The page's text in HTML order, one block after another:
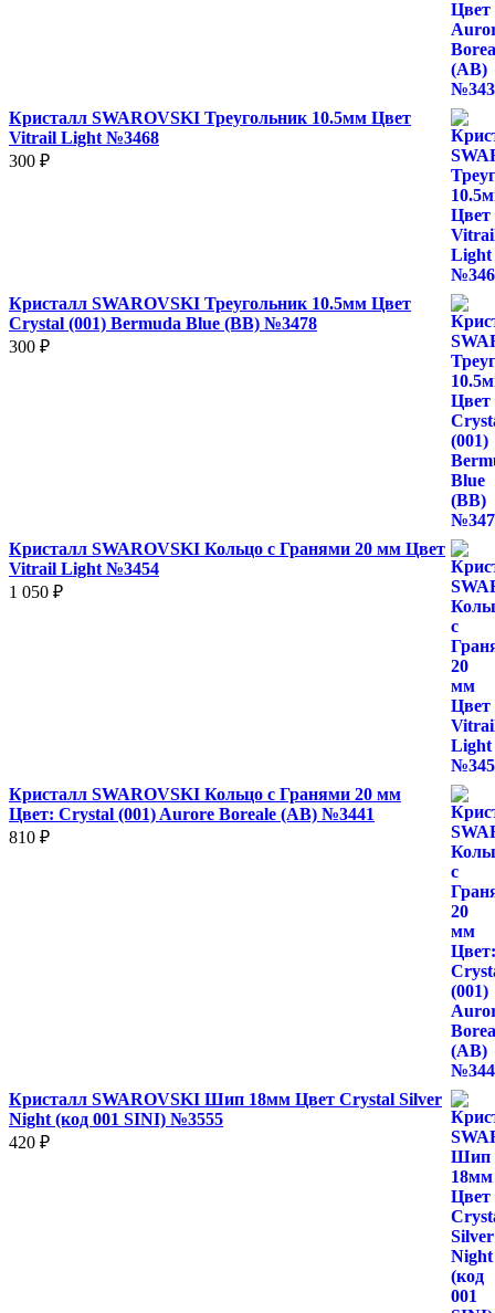
Кристалл SWAROVSKI Треугольник 10.5мм Цвет
Vitrail Light №3468
300 ₽
Кристалл SWAROVSKI Треугольник 10.5мм Цвет
Crystal (001) Bermuda Blue (BB) №3478
300 ₽
Кристалл SWAROVSKI Кольцо с Гранями 20 мм Цвет
Vitrail Light №3454
1 050 ₽
Кристалл SWAROVSKI Кольцо с Гранями 20 мм
Цвет: Crystal (001) Aurore Boreale (AB) №3441
810 ₽
Кристалл SWAROVSKI Шип 18мм Цвет Crystal Silver
Night (код 001 SINI) №3555
420 ₽